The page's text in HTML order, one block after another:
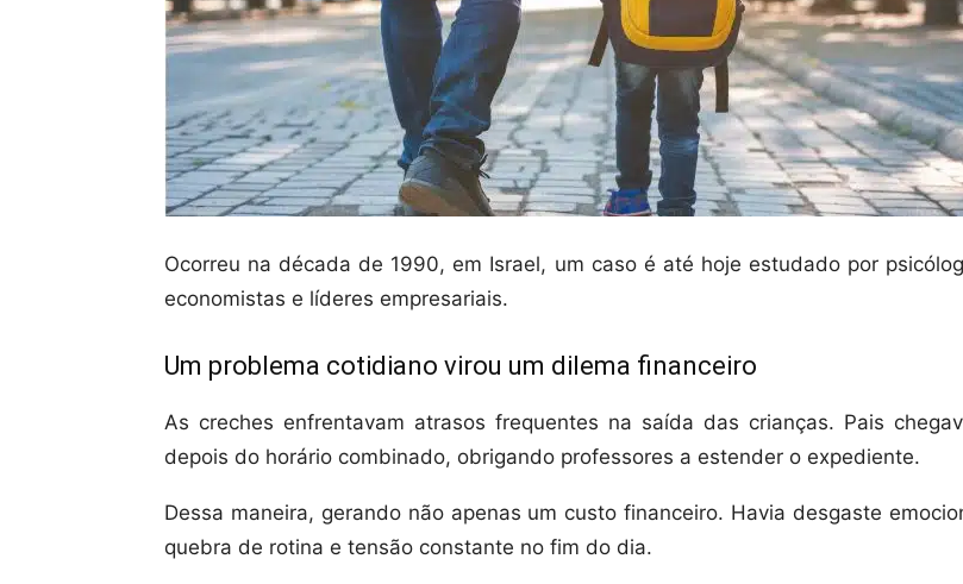
Ocorreu na década de 1990, em Israel, um caso é até hoje estudado por
economistas e líderes empresariais.
Um problema cotidiano virou um dilema financeiro
As creches enfrentavam atrasos frequentes na saída das crianças. Pais
depois do horário combinado, obrigando professores a estender o expediente.
Dessa maneira, gerando não apenas um custo financeiro. Havia desgaste
quebra de rotina e tensão constante no fim do dia.